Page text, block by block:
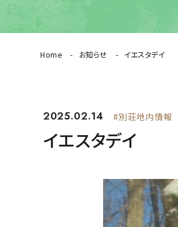
Home お知らせ イエスタデイ
2025.02.14 #別荘地内情報
イエスタデイ